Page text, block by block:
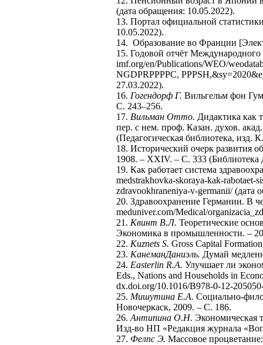
(дата обращения: 10.05.2022).
13. Портал официальной
10.05.2022).
14. Образование во Франции
15. Годовой отчёт
imf.org/en/Publications/WEO/
NGDPRPPPPC,
27.03.2022).
16. Гогендорф Г. Вильгельм фон
С. 243–256.
17. Вильман Отто. Дидактика как
пер. с нем. проф. Казан. духов.
(Педагогическая библиотека,
18. Исторический очерк развития
1908. – XXIV. – С. 333 (Библиотека
19. Как работает система
medstrakhovka-skoraya-kak-rabotaet-
zdravookhraneniya-v-germanii/ (дата
20. Здравоохранение Германии. В
meduniver.com/Medical/
21. Квинт В.Л. Теоретические
Экономика в промышленности. –
22. Kuznets S. Gross Capital
23. КанеманДаниэль. Думай
24. Easterlin R.A. Улучшает ли
Eds., Nations and Households in
dx.doi.org/10.1016/B978-0-12-
25. Мишутина Е.А. Социально-
Новочеркаск, 2009. – С. 186.
26.Антипина О.Н. Экономическая
Изд-во НП «Редакция журнала
27. Фелпс Э. Массовое